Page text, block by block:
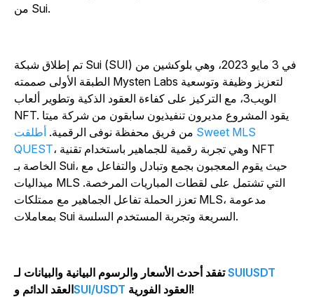
من Sui.
تم إطلاق شبكة Sui (SUI) في 3 مايو 2023، وهي بلوكشين من
الطبقة الأولى صممته Mysten Labs لتعزيز وظيفة وتوسعية
الويب3، مع التركيز على كفاءة العقود الذكية وتطوير ألعاب
NFT. يقود المشروع مديرون تنفيذيون سابقون من شركة ميتا
من فريق محفظة نوفى الرقمية.أطلقت Sweet MLS
QUEST، وهي تجربة رقمية للجماهير باستخدام تقنية NFT
الخاصة بـ Sui، حيث يقوم المعجبون بجمع وتبادل والتفاعل مع
ميداليات MLS التي تشتمل على لقطات المباريات المرخصة.
تعزز الحملة تفاعل الجماهير مع ممتلكات MLS، مدعومة
تفقد أحدث الأسعار والرسوم البيانية والبيانات لـSUIUSDT
العقد الدائم وSUI/USDT